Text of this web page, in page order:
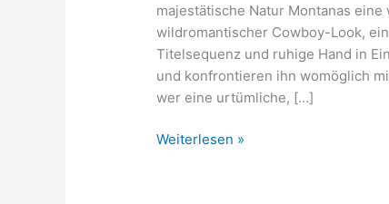
majestätische Natur Montanas
wildromantischer Cowboy-Look,
Titelsequenz und ruhige Hand in
und konfrontieren ihn womöglich
wer eine urtümliche, […]
Weiterlesen »